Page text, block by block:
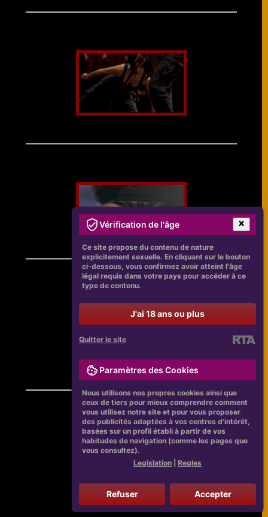
Vérification de l'âge
Ce site propose du contenu de nature
explicitement sexuelle. En cliquant sur le bouton
ci-dessous, vous confirmez avoir atteint l'âge
légal requis dans votre pays pour accéder à ce
type de contenu.
J'ai 18 ans ou plus
Quitter le site
Paramètres des Cookies
Nous utilisons nos propres cookies ainsi que
ceux de tiers pour mieux comprendre comment
vous utilisez notre site et pour vous proposer
des publicités adaptées à vos centres d'intérêt,
basées sur un profil établi à partir de vos
habitudes de navigation (comme les pages que
vous consultez).
Legislation
Regles
Refuser Accepter